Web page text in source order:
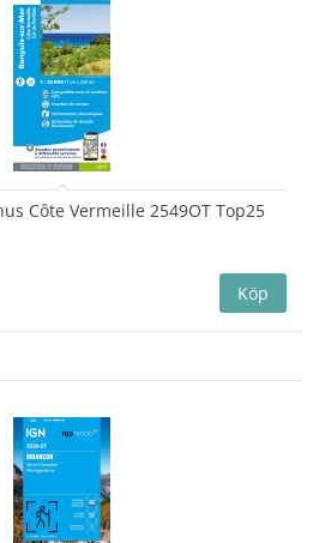
Côte Vermeille 2549OT Top25